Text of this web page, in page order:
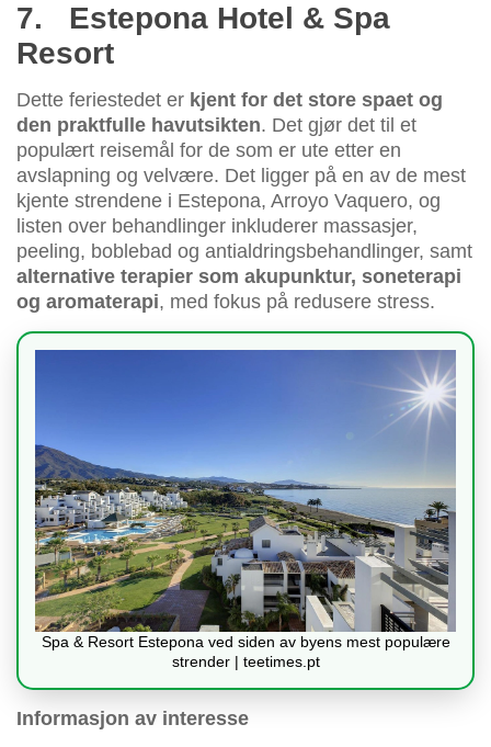
7. Estepona Hotel & Spa
Resort
Dette feriestedet er kjent for det store spaet og
den praktfulle havutsikten. Det gjør det til et
populært reisemål for de som er ute etter en
avslapning og velvære. Det ligger på en av de mest
kjente strendene i Estepona, Arroyo Vaquero, og
listen over behandlinger inkluderer massasjer,
peeling, boblebad og antialdringsbehandlinger, samt
alternative terapier som akupunktur, soneterapi
og aromaterapi, med fokus på redusere stress.
Spa & Resort Estepona ved siden av byens mest populære
strender | teetimes.pt
Informasjon av interesse